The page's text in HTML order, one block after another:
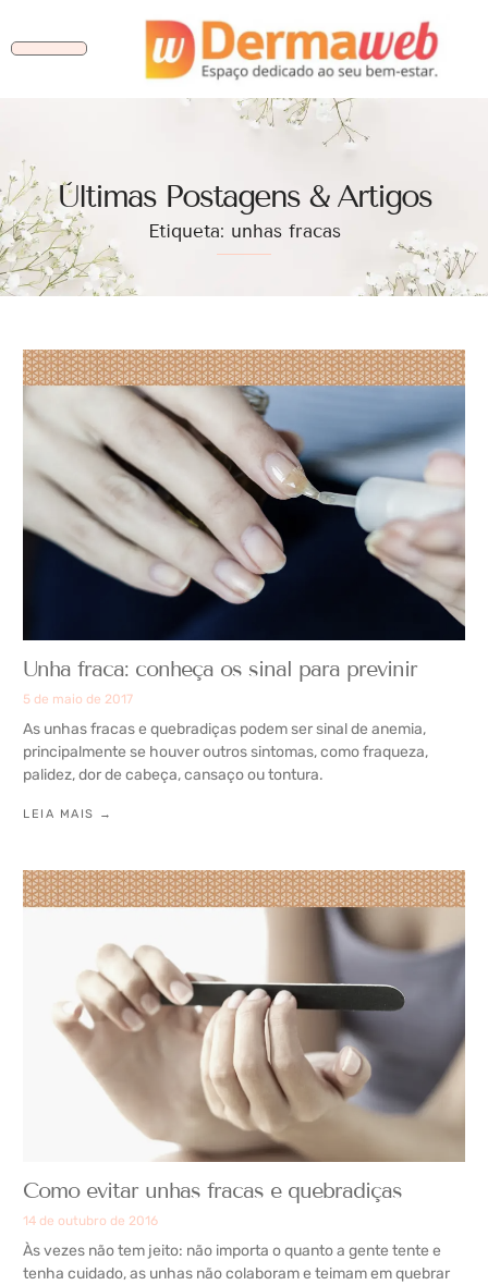
Ùltimas Postagens & Artigos
Etiqueta: unhas fracas
Unha fraca: conheça os sinal para previnir
5 de maio de 2017
As unhas fracas e quebradiças podem ser sinal de anemia,
principalmente se houver outros sintomas, como fraqueza,
palidez, dor de cabeça, cansaço ou tontura.
LEIA MAIS →
Como evitar unhas fracas e quebradiças
14 de outubro de 2016
Às vezes não tem jeito: não importa o quanto a gente tente e
tenha cuidado, as unhas não colaboram e teimam em quebrar